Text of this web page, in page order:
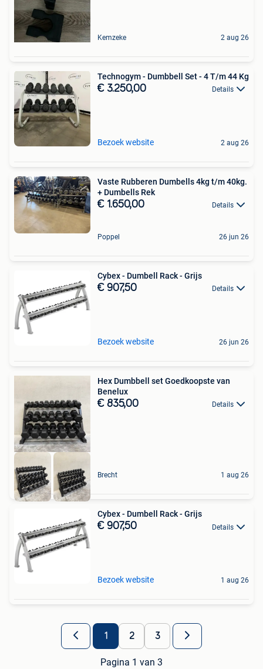
Kemzeke 2 aug 26
Technogym - Dumbbell Set - 4 T/m 44 Kg
€ 3.250,00 Details
Bezoek website 2 aug 26
Vaste Rubberen Dumbells 4kg t/m 40kg.
+ Dumbells Rek
€ 1.650,00 Details
Poppel 26 jun 26
Cybex - Dumbell Rack - Grijs
€ 907,50 Details
Bezoek website 26 jun 26
Hex Dumbbell set Goedkoopste van
Benelux
€ 835,00 Details
Brecht 1 aug 26
Cybex - Dumbell Rack - Grijs
€ 907,50 Details
Bezoek website 1 aug 26
1 2 3
Pagina 1 van 3